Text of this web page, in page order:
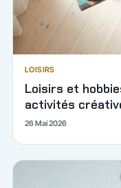
LOISIRS
Loisirs et
activités
26 Mai 2026